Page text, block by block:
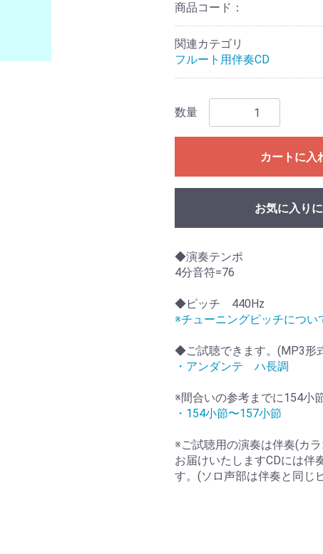
商品コード：
関連カテゴリ
フルート用伴奏CD
数量
カートに入
お気に入り
◆演奏テンポ
4分音符=76
◆ピッチ 440Hz
※チューニングピッチについ
◆ご試聴できます。(MP3形
・アンダンテ ハ長調
※間合いの参考までに154小
・154小節〜157小節
※ご試聴用の演奏は伴奏(カラ
お届けいたしますCDには伴
す。(ソロ声部は伴奏と同じ